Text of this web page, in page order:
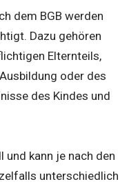
dem BGB werden
Dazu gehören
Elternteils,
oder des
des Kindes und
und kann je nach den
unterschiedlich